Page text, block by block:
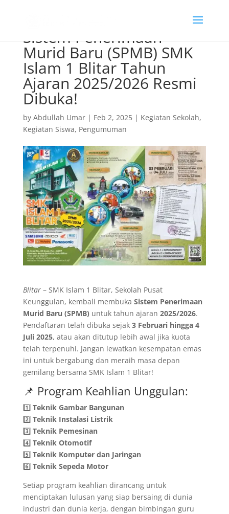
Sistem Penerimaan
Murid Baru (SPMB) SMK
Islam 1 Blitar Tahun
Ajaran 2025/2026 Resmi
Dibuka!
by Abdullah Umar| Feb 2, 2025| Kegiatan Sekolah,
Kegiatan Siswa, Pengumuman
Blitar– SMK Islam 1 Blitar, Sekolah Pusat
Keunggulan, kembali membuka Sistem Penerimaan
Murid Baru (SPMB) untuk tahun ajaran 2025/2026.
Pendaftaran telah dibuka sejak 3 Februari hingga 4
Juli 2025, atau akan ditutup lebih awal jika kuota
telah terpenuhi. Jangan lewatkan kesempatan emas
ini untuk bergabung dan meraih masa depan
gemilang bersama SMK Islam 1 Blitar!
📌 Program Keahlian Unggulan:
1️⃣ Teknik Gambar Bangunan
2️⃣ Teknik Instalasi Listrik
3️⃣ Teknik Pemesinan
4️⃣ Teknik Otomotif
5️⃣ Teknik Komputer dan Jaringan
6️⃣ Teknik Sepeda Motor
Setiap program keahlian dirancang untuk
menciptakan lulusan yang siap bersaing di dunia
industri dan dunia kerja, dengan bimbingan guru